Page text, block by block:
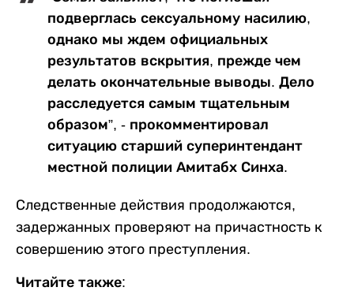
подверглась сексуальному насилию,
однако мы ждем официальных
результатов вскрытия, прежде чем
делать окончательные выводы. Дело
расследуется самым тщательным
образом”, - прокомментировал
ситуацию старший суперинтендант
местной полиции Амитабх Синха.
Следственные действия продолжаются,
задержанных проверяют на причастность к
совершению этого преступления.
Читайте также: